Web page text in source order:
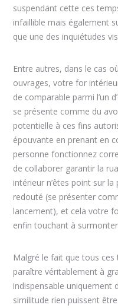
suspendant cette ces
infaillible mais également
que une des inquiétudes
Entre autres, dans le cas
ouvrages, votre for
de comparable parmi l’un
se présente comme du
potentielle à ces fins
épouvante en prenant en
personne fonctionnez
de collaborer garantir la
intérieur n’êtes point sur
redouté (se présenter
lancement), et cela votre
enfin touchant à
Malgré le fait que tous
paraître véritablement à
indispensable uniquement
similitude rien puissent